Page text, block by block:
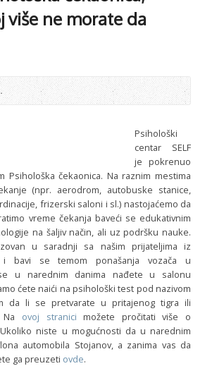
više ne morate da
Psihološki
centar SELF
je pokrenuo
Psihološka čekaonica. Na raznim mestima
(npr. aerodrom, autobuske stanice,
frizerski saloni i sl.) nastojaćemo da
vreme čekanja baveći se edukativnim
na šaljiv način, ali uz podršku nauke.
u saradnji sa našim prijateljima iz
se temom ponašanja vozača u
u narednim danima nađete u salonu
ćete naići na psihološki test pod nazivom
da li se pretvarate u pritajenog tigra ili
Na ovoj stranici možete pročitati više o
niste u mogućnosti da u narednim
automobila Stojanov, a zanima vas da
ga preuzeti ovde.